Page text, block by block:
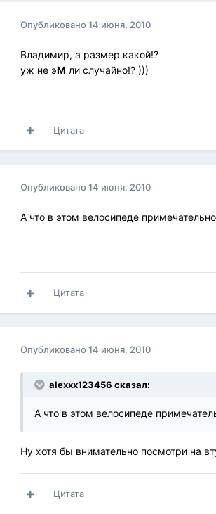
Опубликовано14 июня, 2010
Владимир, а размер какой!?
уж не эМ ли случайно!? )))
Цитата
Опубликовано14 июня, 2010
А что в этом велосипеде
Цитата
Опубликовано14 июня, 2010
alexxx123456 сказал:
А что в этом велосипеде
Ну хотя бы внимательно посмотри на
Цитата